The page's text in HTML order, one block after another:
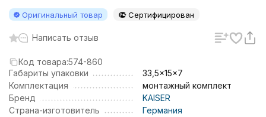
Оригинальный товар Сертифицирован
Написать отзыв
Код товара:574-860
Габариты упаковки
33,5x15x7
Комплектация
монтажный комплект
Бренд
KAISER
Страна-изготовитель
Германия